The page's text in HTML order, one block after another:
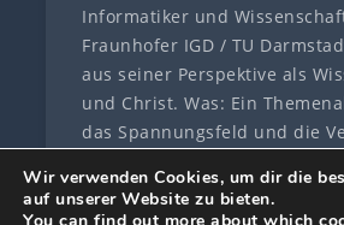
Informatiker und
Fraunhofer IGD / TU
aus seiner Perspektive als
und Christ. Was: Ein
das Spannungsfeld und die
Wir verwenden Cookies, um dir die
auf unserer Website zu bieten.